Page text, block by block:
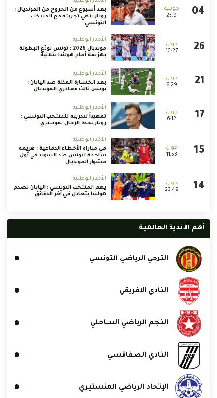
23:9
بعد أسبوع من الخروج من المونديال :
رونار ينهي تجربته مع المنتخب
التونسي
10:27
الأخبار الوطنية
مونديال 2026 : تونس تودّع البطولة
بهزيمة أمام هولندا بثلاثية
8:29
الأخبار الوطنية
بعد الخسارة المذلة ضد اليابان :
تونس ثالث مغادري المونديال
6:12
الأخبار الوطنية
تمهيداً لتدريبه للمنتخب التونسي :
رونار يحط الرحال بمونتيري
11:53
الأخبار الوطنية
في مباراة الأخطاء الدفاعية : هزيمة
ساحقة لتونس ضد السويد في أول
مشوار المونديال
23:48
الأخبار الوطنية
يهم المنتخب التونسي : اليابان تصدم
هولندا بتعادل في آخر الدقائق
أهم الأندية العالمية
الترجي الرياضي التونسي
النادي الإفريقي
النجم الرياضي الساحلي
النادي الصفاقسي
الإتحاد الرياضي المنستيري